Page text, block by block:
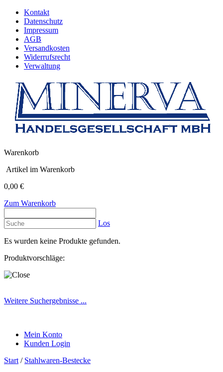
Kontakt
Datenschutz
Impressum
AGB
Versandkosten
Widerrufsrecht
Verwaltung
Warenkorb
Artikel im Warenkorb
0,00 €
Zum Warenkorb
Los
Es wurden keine Produkte gefunden.
Produktvorschläge:
Weitere Suchergebnisse ...
Mein Konto
Kunden Login
Start / Stahlwaren-Bestecke